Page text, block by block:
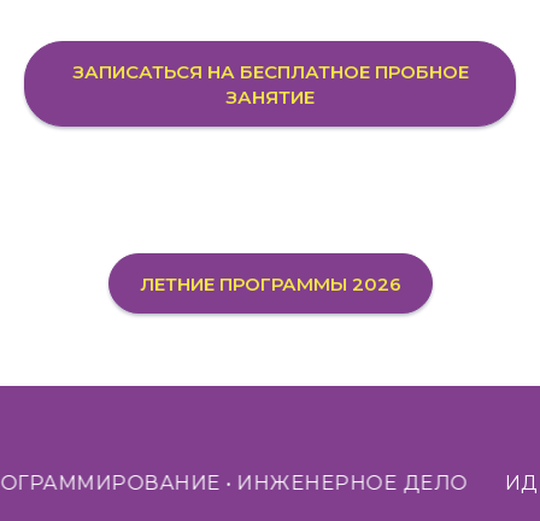
ЗАПИСАТЬСЯ НА БЕСПЛАТНОЕ ПРОБНОЕ
ЗАНЯТИЕ
ЛЕТНИЕ ПРОГРАММЫ 2026
• ИНЖЕНЕРНОЕ ДЕЛО